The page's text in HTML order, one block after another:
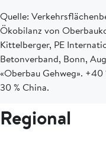
Quelle:
Ökobilanz von
Kittelberger, PE
Betonverband, Bonn,
«Oberbau Gehweg».
30 % China.
Regional